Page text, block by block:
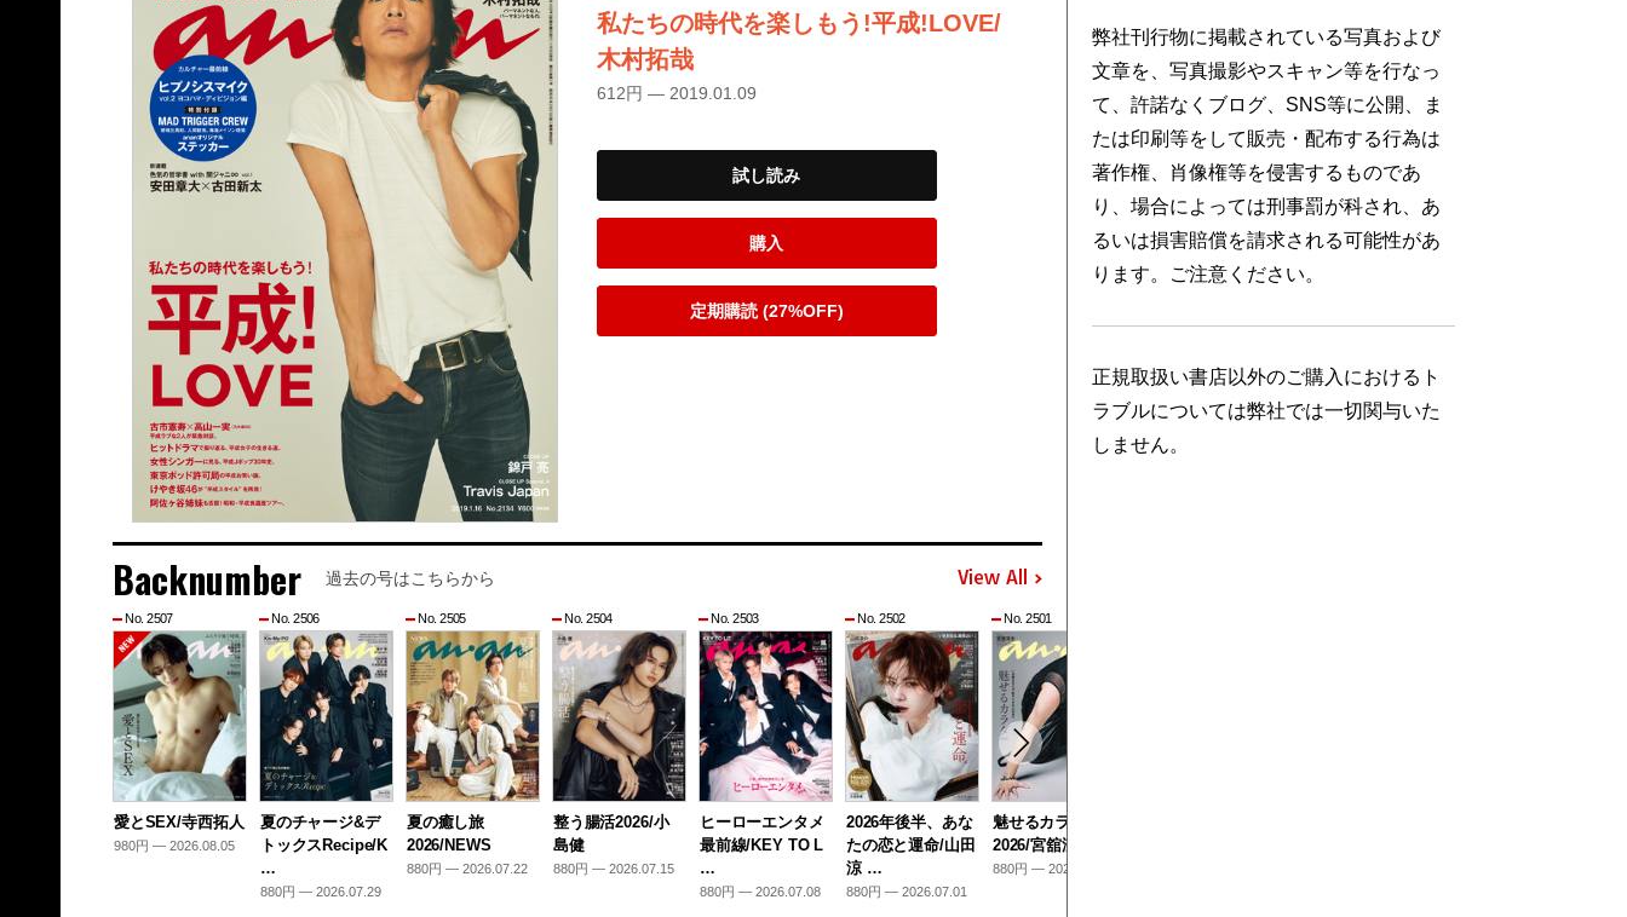
私たちの時代を楽しもう!平成!LOVE/
木村拓哉
612円 — 2019.01.09
試し読み
購入
定期購読 (27%OFF)
Backnumber 過去の号はこちらから View All
No. 2507
愛とSEX/寺西拓人
980円 — 2026.08.05
No. 2506
夏のチャージ&デ
トックスRecipe/K
…
880円 — 2026.07.29
No. 2505
夏の癒し旅
2026/NEWS
880円 — 2026.07.22
No. 2504
整う腸活2026/小
島健
880円 — 2026.07.15
No. 2503
ヒーローエンタメ
最前線/KEY TO L
…
880円 — 2026.07.08
No. 2502
2026年後半、あな
たの恋と運命/山田
涼 …
880円 — 2026.07.01
No. 2501
魅せるカラダ
2026/宮舘涼太
880円 — 2026.06.24
弊社刊行物に掲載されている写真および
文章を、写真撮影やスキャン等を行なっ
て、許諾なくブログ、SNS等に公開、ま
たは印刷等をして販売・配布する行為は
著作権、肖像権等を侵害するものであ
り、場合によっては刑事罰が科され、あ
るいは損害賠償を請求される可能性があ
ります。ご注意ください。
正規取扱い書店以外のご購入におけるト
ラブルについては弊社では一切関与いた
しません。